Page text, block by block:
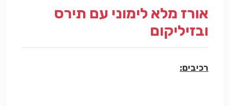
אורז מלא לימוני עם תירס
ובזיליקום
רכיבים: